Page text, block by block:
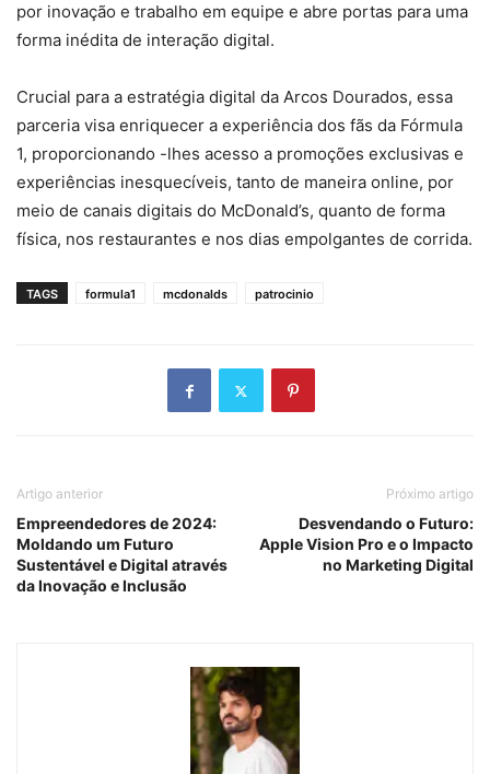
por inovação e trabalho em equipe e abre portas para uma
forma inédita de interação digital.
Crucial para a estratégia digital da Arcos Dourados, essa
parceria visa enriquecer a experiência dos fãs da Fórmula
1, proporcionando -lhes acesso a promoções exclusivas e
experiências inesquecíveis, tanto de maneira online, por
meio de canais digitais do McDonald’s, quanto de forma
física, nos restaurantes e nos dias empolgantes de corrida.
TAGS formula1 mcdonalds patrocinio
Artigo anterior
Empreendedores de 2024:
Moldando um Futuro
Sustentável e Digital através
da Inovação e Inclusão
Próximo artigo
Desvendando o Futuro:
Apple Vision Pro e o Impacto
no Marketing Digital